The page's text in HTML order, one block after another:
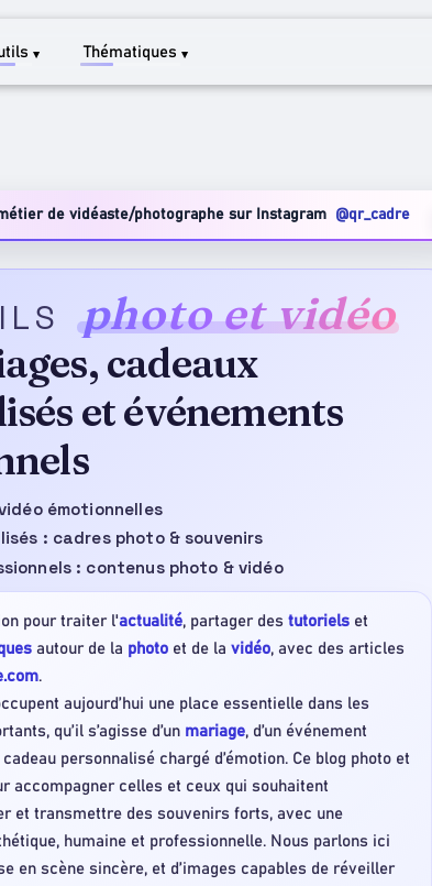
Thématiques
de vidéaste/photographe sur Instagram @qr_cadre
photo et vidéo
cadeaux
et événements
émotionnelles
: cadres photo & souvenirs
: contenus photo & vidéo
pour traiter l'actualité, partager destutoriels et
autour de la photo et de lavidéo, avec des articles
.
aujourd’hui une place essentielle dans les
qu’il s’agisse d’un mariage, d’un événement
personnalisé chargé d’émotion. Ce blog photo et
accompagner celles et ceux qui souhaitent
et transmettre des souvenirs forts, avec une
humaine et professionnelle. Nous parlons ici
en scène sincère, et d’images capables de réveiller